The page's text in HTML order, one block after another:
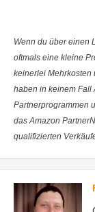
Wenn du über einen
oftmals eine kleine
keinerlei Mehrkosten
haben in keinem Fall
Partnerprogrammen
das Amazon
qualifizierten